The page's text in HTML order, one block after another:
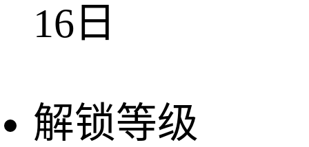
16日
解锁等级